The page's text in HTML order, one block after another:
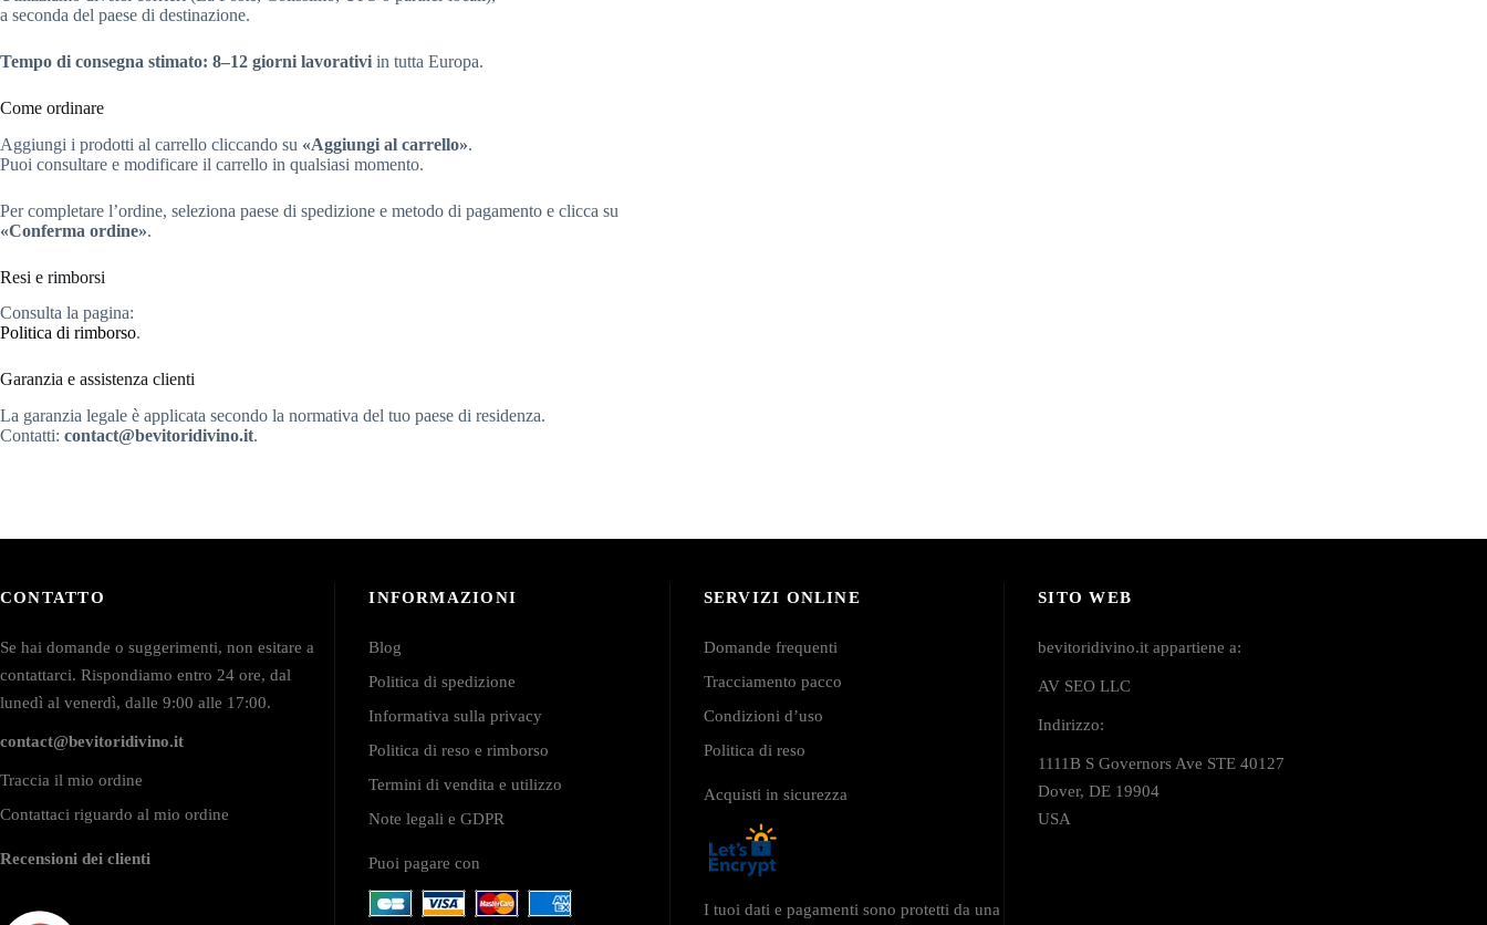
a seconda del paese di destinazione.
Tempo di consegna stimato: 8–12 giorni lavorativi in tutta Europa.
Come ordinare
Aggiungi i prodotti al carrello cliccando su «Aggiungi al carrello».
Puoi consultare e modificare il carrello in qualsiasi momento.
Per completare l’ordine, seleziona paese di spedizione e metodo di pagamento e clicca su
«Conferma ordine».
Resi e rimborsi
Consulta la pagina:
Politica di rimborso.
Garanzia e assistenza clienti
La garanzia legale è applicata secondo la normativa del tuo paese di residenza.
Contatti: contact@bevitoridivino.it.
CONTATTO
Se hai domande o suggerimenti, non esitare a
contattarci. Rispondiamo entro 24 ore, dal
lunedì al venerdì, dalle 9:00 alle 17:00.
contact@bevitoridivino.it
Traccia il mio ordine
Contattaci riguardo al mio ordine
Recensioni dei clienti
INFORMAZIONI
Blog
Politica di spedizione
Informativa sulla privacy
Politica di reso e rimborso
Termini di vendita e utilizzo
Note legali e GDPR
Puoi pagare con
SERVIZI ONLINE
Domande frequenti
Tracciamento pacco
Condizioni d’uso
Politica di reso
Acquisti in sicurezza
I tuoi dati e pagamenti sono protetti da una
SITO WEB
bevitoridivino.it appartiene a:
AV SEO LLC
Indirizzo:
1111B S Governors Ave STE 40127
Dover, DE 19904
USA